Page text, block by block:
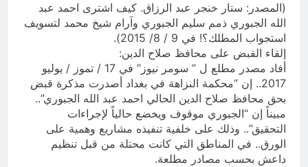
(المصدر: ستار خنجر عبد الرزاق. كيف اشترى احمد عبد
الله الجبوري ذمم سليم الجبوري وآرام شيخ محمد لتسويف
استجواب المطلك؟! في 9 / 8/ 2015).
إلقاء القبض على محافظ صلاح الدين:
أفاد مصدر مطلع ل ” سومر نيوز” في 17 / تموز / يوليو
2017.. إن “محكمة النزاهة في بغداد أصدرت مذكرة قبض
بحق محافظ صلاح الدين الحالي احمد عبد الله الجبوري”..
مبيناً إن “الجبوري موقوف ويخضع حالياً لإجراءات
التحقيق”.. وذلك على خلفية تنفيذه مشاريع وهمية على
الورق.. في المناطق التي كانت محتلة من قبل تنظيم
داعش بحسب مصادر مطلعة.